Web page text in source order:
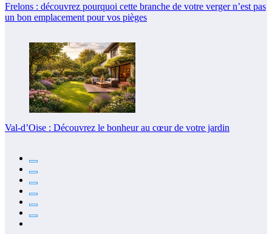
Frelons : découvrez pourquoi cette branche de votre verger n’est pas
un bon emplacement pour vos pièges
Val-d’Oise : Découvrez le bonheur au cœur de votre jardin